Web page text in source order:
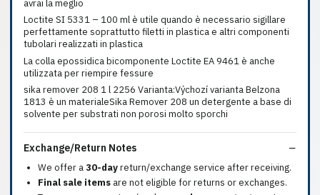
avrai la meglio
Loctite SI 5331 – 100 ml è utile quando è necessario sigillare
perfettamente soprattutto filetti in plastica e altri componenti
tubolari realizzati in plastica
La colla epossidica bicomponente Loctite EA 9461 è anche
utilizzata per riempire fessure
sika remover 208 1 l 2256 Varianta:Výchozí varianta Belzona
1813 è un materialeSika Remover 208 un detergente a base di
solvente per substrati non porosi molto sporchi
Exchange/Return Notes
We offer a30-dayreturn/exchange service after receiving.
Final sale items are not eligible for returns or exchanges.